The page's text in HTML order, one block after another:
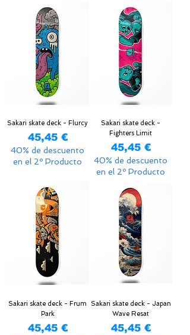
Sakari skate deck - Flurcy
Precio
45,45 €
40% de descuento
en el 2º Producto
Sakari skate deck -
Fighters Limit
Precio
45,45 €
40% de descuento
en el 2º Producto
Sakari skate deck - Frum
Park
Precio
45,45 €
Sakari skate deck - Japan
Wave Resat
Precio
45,45 €